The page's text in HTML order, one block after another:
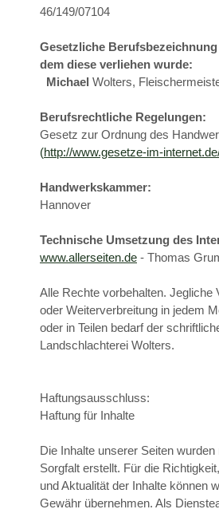
46/149/07104
Gesetzliche
dem diese verliehen wurde:
Michael Wolters,
Berufsrechtliche Regelungen:
Gesetz zur Ordnung des
(http://www.gesetze-im-
Handwerkskammer:
Hannover
Technische Umsetzung des
www.allerseiten.de - Thomas
Alle Rechte vorbehalten. Jegliche
oder Weiterverbreitung in jedem
oder in Teilen bedarf der
Landschlachterei Wolters.
Haftungsausschluss:
Haftung für Inhalte
Die Inhalte unserer Seiten
Sorgfalt erstellt. Für die
und Aktualität der Inhalte können
Gewähr übernehmen. Als